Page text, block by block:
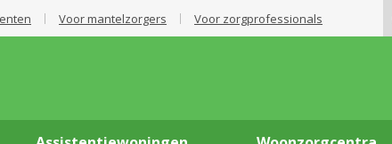
Voor mantelzorgers Voor zorgprofessionals